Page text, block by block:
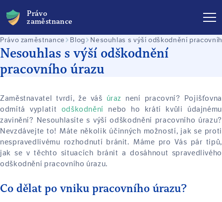
Právo
zaměstnance
Nesouhlas s výší odškodnění
pracovního úrazu
Právo zaměstnance Blog Nesouhlas s výší odškodnění
Zaměstnavatel tvrdí, že váš úraz není pracovní? Pojišťovna
odmítá vyplatit odškodnění nebo ho krátí kvůli údajnému
zavinění? Nesouhlasíte s výší odškodnění pracovního úrazu?
Nevzdávejte to! Máte několik účinných možností, jak se proti
nespravedlivému rozhodnutí bránit. Máme pro Vás pár tipů,
jak se v těchto situacích bránit a dosáhnout spravedlivého
odškodnění pracovního úrazu.
Co dělat po vniku pracovního úrazu?